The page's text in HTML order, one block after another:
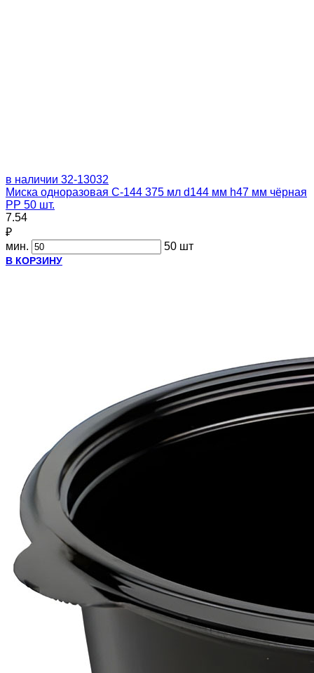
в наличии 32-13032
Миска одноразовая С-144 375 мл d144 мм h47 мм чёрная
PP 50 шт.
7.54
₽
мин.
50 шт
В КОРЗИНУ